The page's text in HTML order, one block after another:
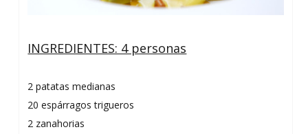
INGREDIENTES: 4 personas
2 patatas medianas
20 espárragos trigueros
2 zanahorias